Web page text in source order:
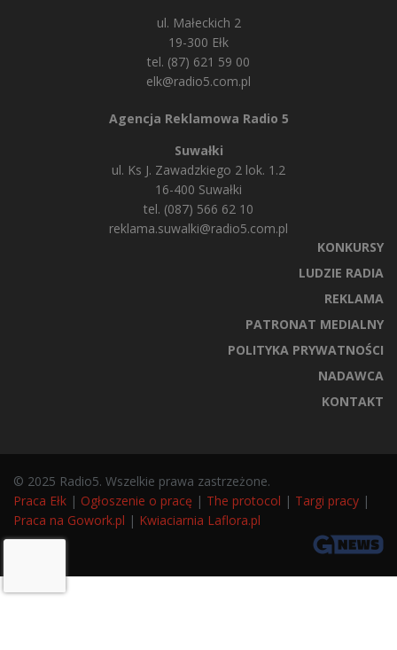
ul. Małeckich 2
19-300 Ełk
tel. (87) 621 59 00
elk@radio5.com.pl
Agencja Reklamowa Radio 5
Suwałki
ul. Ks J. Zawadzkiego 2 lok. 1.2
16-400 Suwałki
tel. (087) 566 62 10
reklama.suwalki@radio5.com.pl
KONKURSY
LUDZIE RADIA
REKLAMA
PATRONAT MEDIALNY
POLITYKA PRYWATNOŚCI
NADAWCA
KONTAKT
© 2025 Radio5. Wszelkie prawa zastrzeżone.
Praca Ełk | Ogłoszenie o pracę | The protocol | Targi pracy |
Praca na Gowork.pl | Kwiaciarnia Laflora.pl